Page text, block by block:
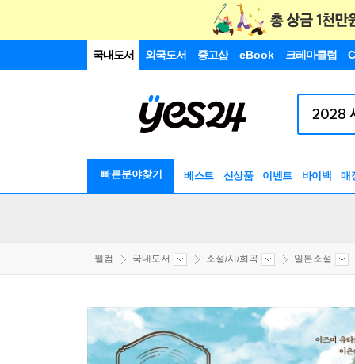
국내도서 외국도서 중고샵 eBook 크레마클럽
빠른분야찾기 베스트 신상품 이벤트 바이백 매
웰컴 국내도서 소설/시/희곡 일본소설